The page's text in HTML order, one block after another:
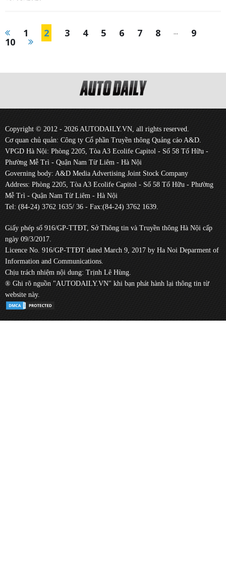
1 2 3 4 5 6 7 8 ... 9
10
Copyright © 2012 - 2026 AUTODAILY.VN, all rights reserved.
Cơ quan chủ quản: Công ty Cổ phần Truyền thông Quảng cáo A&D.
VPGD Hà Nội: Phòng 2205, Tòa A3 Ecolife Capitol - Số 58 Tố Hữu -
Phường Mễ Trì - Quận Nam Từ Liêm - Hà Nội
Governing body: A&D Media Advertising Joint Stock Company
Address: Phòng 2205, Tòa A3 Ecolife Capitol - Số 58 Tố Hữu - Phường
Mễ Trì - Quận Nam Từ Liêm - Hà Nội
Tel: (84-24) 3762 1635/ 36 - Fax:(84-24) 3762 1639.
Giấy phép số 916/GP-TTĐT, Sở Thông tin và Truyền thông Hà Nội cấp
ngày 09/3/2017.
Licence No. 916/GP-TTĐT dated March 9, 2017 by Ha Noi Deparment of
Information and Communications.
Chịu trách nhiệm nội dung: Trịnh Lê Hùng.
® Ghi rõ nguồn "AUTODAILY.VN" khi bạn phát hành lại thông tin từ
website này.